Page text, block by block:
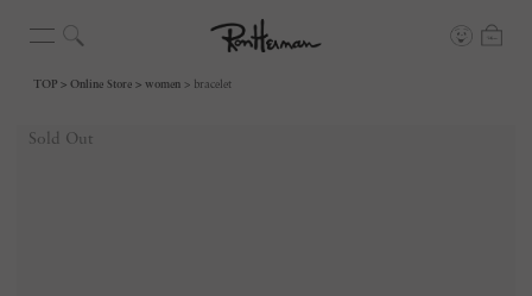
TOP Online Store women bracelet
Sold Out